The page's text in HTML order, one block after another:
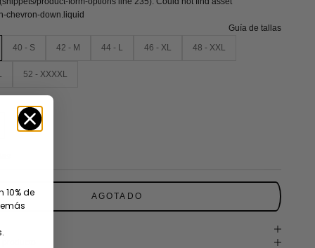
chevron-down.liquid
Guía de tallas
40 - S 42 - M 44 - L 46 - XL 48 - XXL
52 - XXXXL
AGOTADO
10% de